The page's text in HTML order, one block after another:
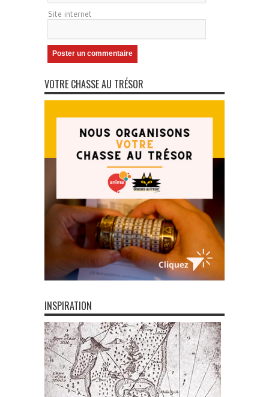
Site internet
VOTRE CHASSE AU TRÉSOR
INSPIRATION